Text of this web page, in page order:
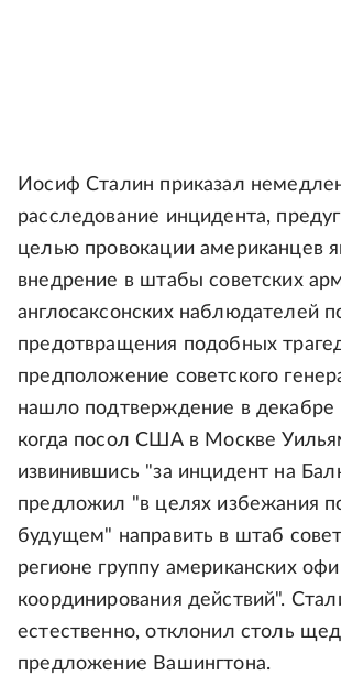
Иосиф Сталин приказал
расследование инцидента,
целью провокации американцев
внедрение в штабы советских
англосаксонских наблюдателей
предотвращения подобных
предположение советского
нашло подтверждение в декабре
когда посол США в Москве
извинившись "за инцидент на
предложил "в целях избежания
будущем" направить в штаб
регионе группу американских
координирования действий".
естественно, отклонил столь
предложение Вашингтона.